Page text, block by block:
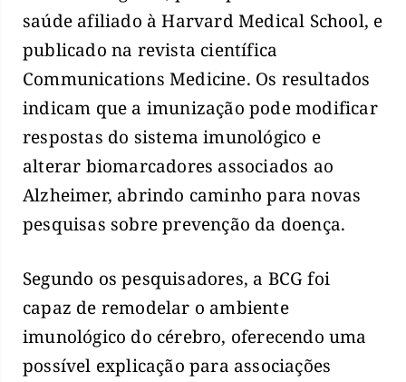
saúde afiliado à Harvard Medical School, e
publicado na revista científica
Communications Medicine. Os resultados
indicam que a imunização pode modificar
respostas do sistema imunológico e
alterar biomarcadores associados ao
Alzheimer, abrindo caminho para novas
pesquisas sobre prevenção da doença.
Segundo os pesquisadores, a BCG foi
capaz de remodelar o ambiente
imunológico do cérebro, oferecendo uma
possível explicação para associações